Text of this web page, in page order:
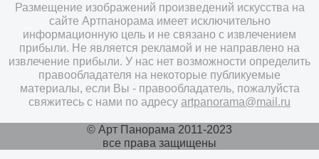
Размещение изображений произведений искусства на
сайте Артпанорама имеет исключительно
информационную цель и не связано с извлечением
прибыли. Не является рекламой и не направлено на
извлечение прибыли. У нас нет возможности определить
правообладателя на некоторые публикуемые
материалы, если Вы - правообладатель, пожалуйста
свяжитесь с нами по адресу artpanorama@mail.ru
© Арт Панорама 2011-2023
все права защищены